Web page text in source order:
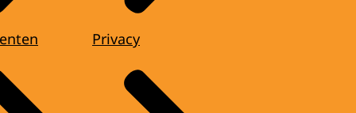
Privacy